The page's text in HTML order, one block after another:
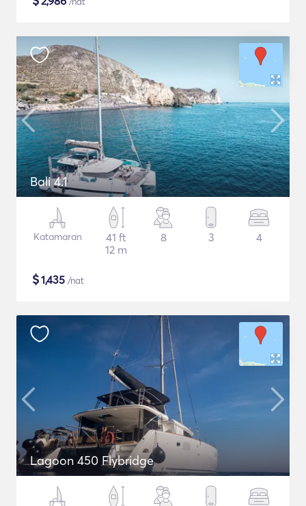
Bali 4.1
Katamaran
41 ft
12 m
8 3 4
$1,435 /nat
Lagoon 450 Flybridge